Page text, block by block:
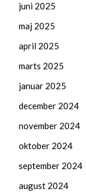
juni 2025
maj 2025
april 2025
marts 2025
januar 2025
december 2024
november 2024
oktober 2024
september 2024
august 2024